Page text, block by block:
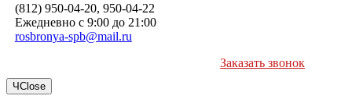
(812) 950-04-20, 950-04-22
Ежедневно с 9:00 до 21:00
rosbronya-spb@mail.ru
Заказать звонок
ЧClose